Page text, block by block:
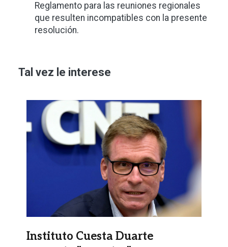
Reglamento para las reuniones regionales
que resulten incompatibles con la presente
resolución.
Tal vez le interese
Imagen
Instituto Cuesta Duarte